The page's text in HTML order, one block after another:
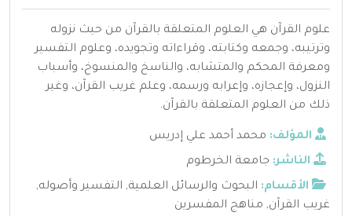
علوم القرآن هي العلوم المتعلقة بالقرآن من حيث نزوله
وترتيبه، وجمعه وكتابته، وقراءاته وتجويده، وعلوم التفسير
ومعرفة المحكم والمتشابه، والناسخ والمنسوخ، وأسباب
النزول، وإعجازه، وإعرابه ورسمه، وعلم غريب القرآن، وغير
ذلك من العلوم المتعلقة بالقرآن.
المؤلف: محمد أحمد علي إدريس
الناشر: جامعة الخرطوم
الأقسام: البحوث والرسائل العلمية, التفسير وأصوله,
غريب القرآن, مناهج المفسرين